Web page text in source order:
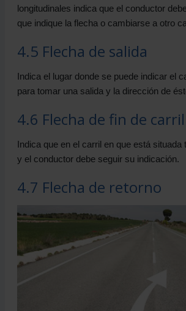
longitudinales indica que el conductor
que indique la flecha o cambiarse a otro
4.5 Flecha de salida
Indica el lugar donde se puede indicar el
para tomar una salida y la dirección de
4.6 Flecha de fin de carril
Indica que en el carril en que está situada
y el conductor debe seguir su indicación.
4.7 Flecha de retorno